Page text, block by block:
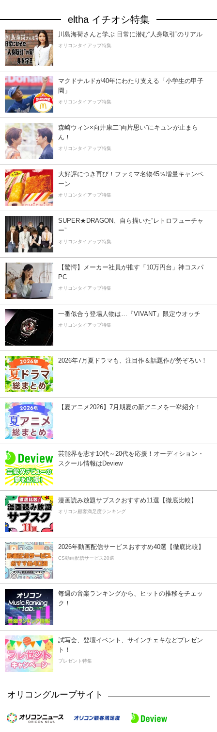
eltha イチオシ特集
川島海荷さんと学ぶ 日常に潜む“人身取引”のリアル
オリコンタイアップ特集
マクドナルドが40年にわたり支える「小学生の甲子
園」
オリコンタイアップ特集
森崎ウィン×向井康二“両片思い”にキュンが止まら
ん！
オリコンタイアップ特集
大好評につき再び！ファミマ名物45％増量キャンペ
ーン
オリコンタイアップ特集
SUPER★DRAGON、自ら描いた”レトロフューチャ
ー”
オリコンタイアップ特集
【驚愕】メーカー社員が推す「10万円台」神コスパ
PC
オリコンタイアップ特集
一番似合う登場人物は…『VIVANT』限定ウオッチ
オリコンタイアップ特集
2026年7月夏ドラマも、注目作＆話題作が勢ぞろい！
【夏アニメ2026】7月期夏の新アニメを一挙紹介！
芸能界を志す10代～20代を応援！オーディション・
スクール情報はDeview
漫画読み放題サブスクおすすめ11選【徹底比較】
オリコン顧客満足度ランキング
2026年動画配信サービスおすすめ40選【徹底比較】
CS動画配信サービス20選
毎週の音楽ランキングから、ヒットの推移をチェッ
ク！
試写会、登壇イベント、サインチェキなどプレゼン
ト！
プレゼント特集
オリコングループサイト